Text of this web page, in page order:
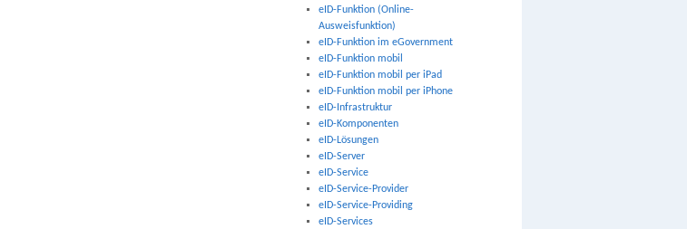
eID-Funktion (Online-
Ausweisfunktion)
eID-Funktion im eGovernment
eID-Funktion mobil
eID-Funktion mobil per iPad
eID-Funktion mobil per iPhone
eID-Infrastruktur
eID-Komponenten
eID-Lösungen
eID-Server
eID-Service
eID-Service-Provider
eID-Service-Providing
eID-Services